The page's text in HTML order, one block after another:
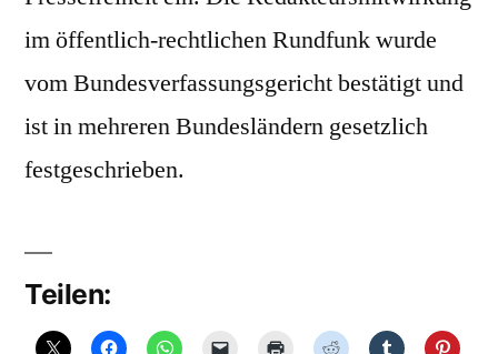
im öffentlich-rechtlichen Rundfunk wurde
vom Bundesverfassungsgericht bestätigt und
ist in mehreren Bundesländern gesetzlich
festgeschrieben.
Teilen: